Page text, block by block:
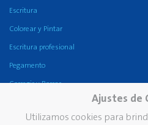
Escritura
Colorear y Pintar
Escritura profesional
Pegamento
Corregir y Borrar
Escritura fina
Ajustes de
Utilizamos cookies para